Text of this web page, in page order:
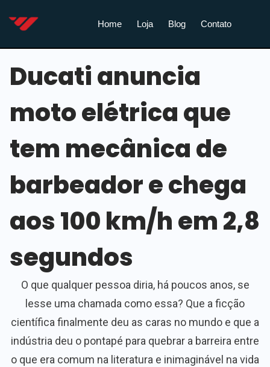
Home Loja Blog Contato
Ducati anuncia
moto elétrica que
tem mecânica de
barbeador e chega
aos 100 km/h em 2,8
segundos
O que qualquer pessoa diria, há poucos anos, se
lesse uma chamada como essa? Que a ficção
científica finalmente deu as caras no mundo e que a
indústria deu o pontapé para quebrar a barreira entre
o que era comum na literatura e inimaginável na vida